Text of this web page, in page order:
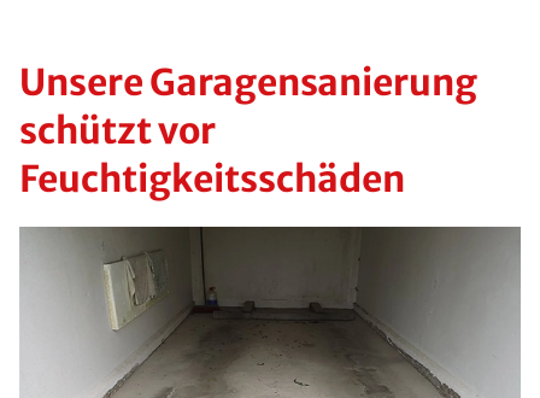
Unsere Garagensanierung
schützt vor
Feuchtigkeitsschäden